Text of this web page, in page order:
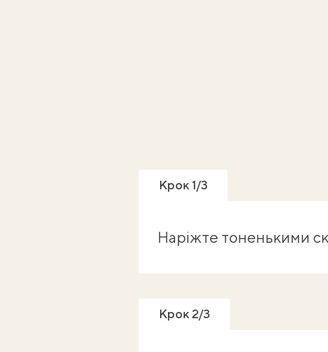
Крок 1/3
Наріжте тоненькими
Крок 2/3